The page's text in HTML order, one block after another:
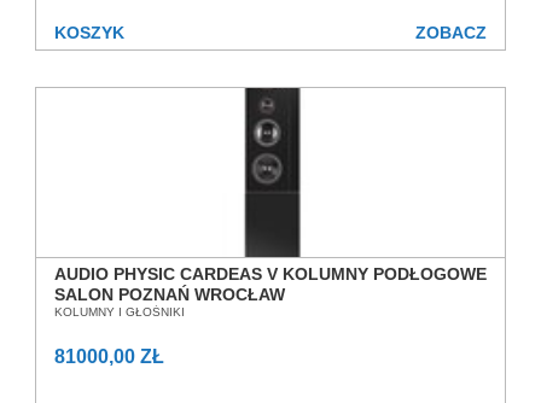
KOSZYK ZOBACZ
AUDIO PHYSIC CARDEAS V KOLUMNY PODŁOGOWE
SALON POZNAŃ WROCŁAW
KOLUMNY I GŁOŚNIKI
81000,00 ZŁ